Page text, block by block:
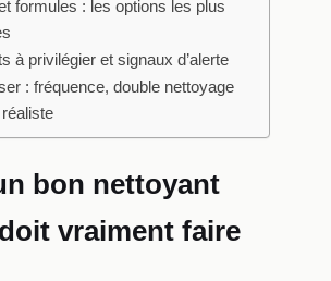
formules : les options les plus
à privilégier et signaux d’alerte
: fréquence, double nettoyage
bon nettoyant
vraiment faire